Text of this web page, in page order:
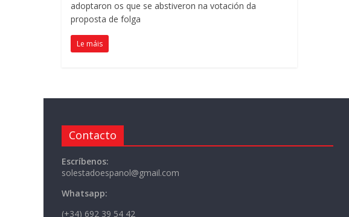
adoptaron os que se abstiveron na votación da
proposta de folga
Le máis
Contacto
Escríbenos:
solestadoespanol@gmail.com
Whatsapp:
(+34) 692 39 54 42